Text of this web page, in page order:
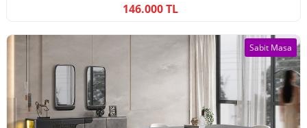
146.000 TL
Sabit Masa